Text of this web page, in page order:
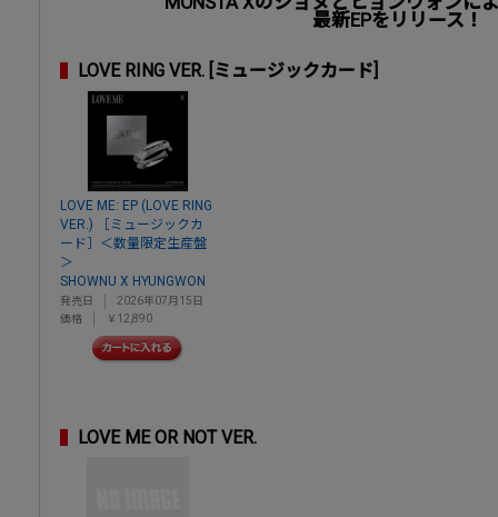
最新EPをリリース！
LOVE RING VER. [ミュージックカード]
LOVE ME: EP (LOVE RING
VER.) ［ミュージックカ
ード］＜数量限定生産盤
＞
SHOWNU X HYUNGWON
発売日
2026年07月15日
価格
￥12,890
LOVE ME OR NOT VER.